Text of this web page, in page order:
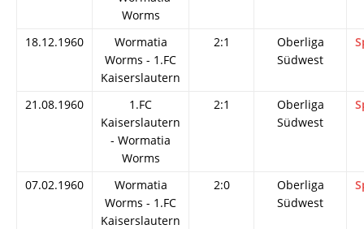
Worms
18.12.1960
Wormatia
Worms - 1.FC
Kaiserslautern
2:1
Oberliga
Südwest
21.08.1960
1.FC
Kaiserslautern
- Wormatia
Worms
2:1
Oberliga
Südwest
07.02.1960
Wormatia
Worms - 1.FC
Kaiserslautern
2:0
Oberliga
Südwest